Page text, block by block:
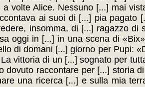
a volte Alice. Nessuno [...] mai
ai suoi di [...] pia pagato
insomma, di [...] ragazzo di
oggi in [...] in una scena di
di domani [...] giorno per Pupi:
vittoria di un [...] sognato per
dovuto raccontare per [...] storia
una ricerca [...] e sulla mia